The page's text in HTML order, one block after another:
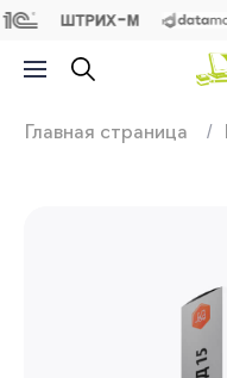
Главная страница